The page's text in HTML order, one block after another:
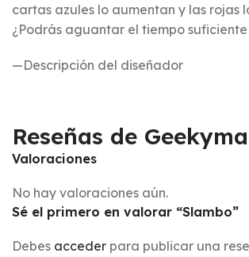
cartas azules lo aumentan y las rojas
¿Podrás aguantar el tiempo
—Descripción del diseñador
Reseñas de
Valoraciones
No hay valoraciones aún.
Sé el primero en valorar “Slambo”
Debes acceder para publicar una